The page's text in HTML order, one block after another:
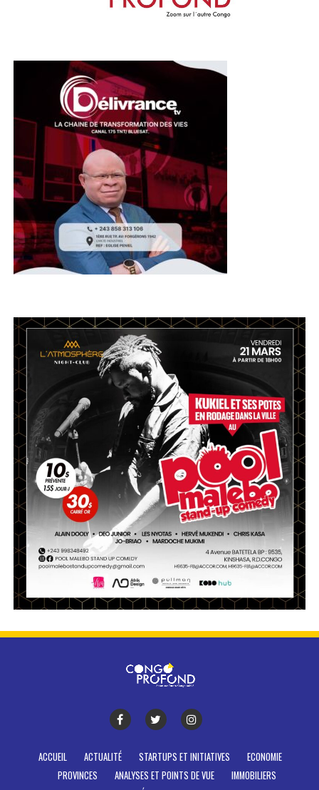
ACCUEIL ACTUALITÉ STARTUPS ET INITIATIVES
ECONOMIE
PROVINCES
ANALYSES ET POINTS DE VUE
IMMOBILIERS